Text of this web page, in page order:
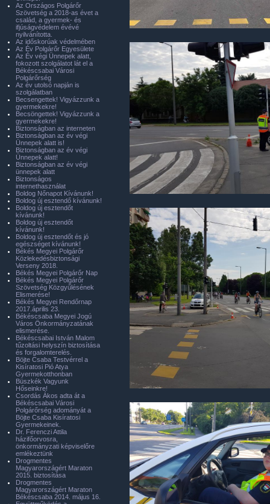
Az Országos Polgárőr
Szövetség a 2018-as évet a
család, a gyermek- és
ifjúságvédelem évévé
nyilvánította.
Az időskorúak védelmében
Az Év Polgárőr Egyesülete
Az Év végi Ünnepek alatt,
fokozott szolgálatot lát el a
Békéscsabai Városi
Polgárőrség
Az év utolsó napján is
szolgálatban
Becsengettek! Vigyázzunk a
gyermekekre!
Becsöngettek! Vigyázzunk a
gyermekekre!
Biztonságban az interneten
Biztonságban az év végi
Ünnepek alatt is!
Biztonságban az év végi
Ünnepek alatt!
Biztonságban az év végi
ünnepek alatt
Biztonságos
internethasználat
Boldog Nőnapot Kívánunk!
Boldog új esztendő kívánunk!
Boldog új esztendőt
kívánunk!
Boldog új esztendőt
kívánunk!
Boldog új esztendőt és jó
egészséget kívánunk!
Békés Megyei Polgárőr
Közlekedésbiztonsági
Verseny 2018.
Békés Megyei Polgárőr Nap
Békés Megyei Polgárőr
Szövetség Közgyűlésének
Elismerése!
Békés Megyei Rendőrnap
2017.április 23.
Békéscsaba Megyei Jogú
Város Önkormányzatának
elismerése.
Békéscsabai István Malom
tűzoltási helyszín biztosítása
és forgalomterelés.
Böjte Csaba Testvérrel a
Kisíratosi Pió Atya
Gyermekotthonban
Büszkék Vagyunk
Hőseinkre!
Csordás Ákos adta át a
Békéscsabai Városi
Polgárőrség adományát a
Böjte Csaba Kisíratosi
Gyermekeinek.
Dr. Ferenczi Attila
házifőorvosra,
önkormányzati képviselőre
emlékeztünk
Drogmentes
Magyarországért Maraton
2015. biztosítása
Drogmentes
Magyarországért Maraton
Békéscsaba 2014. május 16.